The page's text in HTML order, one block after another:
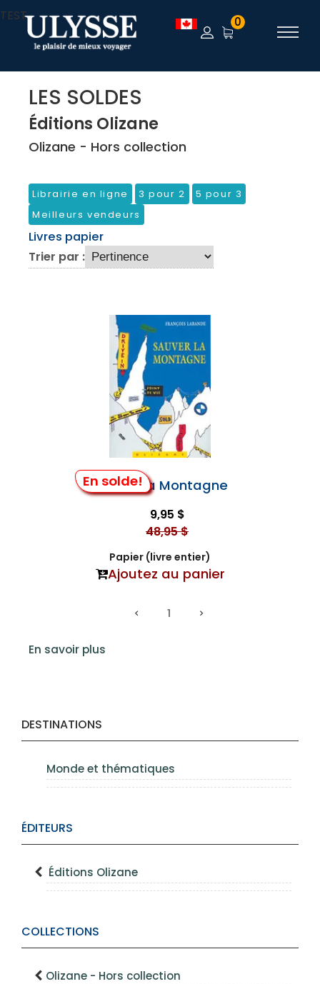
TEST 0
DESTINATIONS
Monde et thématiques
ÉDITEURS
Éditions Olizane
COLLECTIONS
Olizane - Hors collection
LES SOLDES
Éditions Olizane
Olizane - Hors collection
Librairie en ligne 3 pour 2
5 pour 3
Meilleurs vendeurs
Livres papier
Trier par :
En solde!
Sauver la Montagne
9,95 $
48,95 $
Papier (livre entier)
Ajoutez au panier
1
En savoir plus